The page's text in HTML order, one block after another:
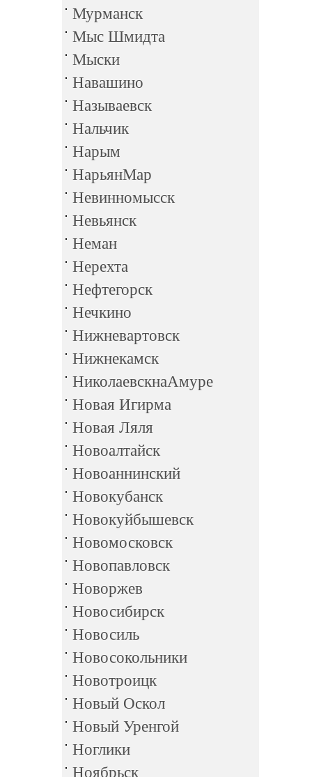
Мурманск
Мыс Шмидта
Мыски
Навашино
Называевск
Нальчик
Нарым
НарьянМар
Невинномысск
Невьянск
Неман
Нерехта
Нефтегорск
Нечкино
Нижневартовск
Нижнекамск
НиколаевскнаАмуре
Новая Игирма
Новая Ляля
Новоалтайск
Новоаннинский
Новокубанск
Новокуйбышевск
Новомосковск
Новопавловск
Новоржев
Новосибирск
Новосиль
Новосокольники
Новотроицк
Новый Оскол
Новый Уренгой
Ноглики
Ноябрьск